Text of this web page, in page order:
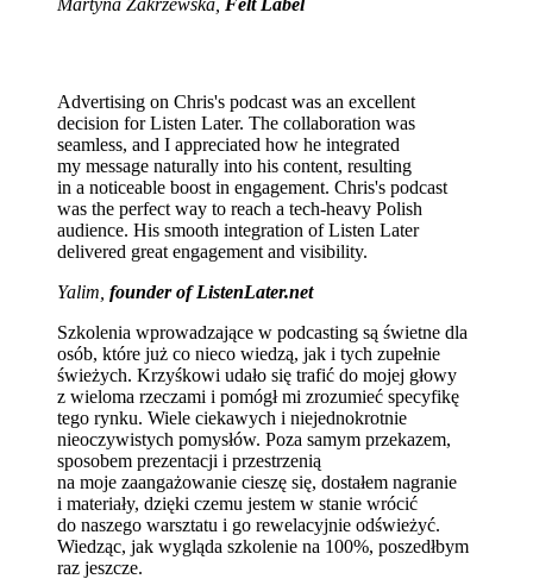
Advertising on Chris's podcast was an excellent
decision for Listen Later. The collaboration was
seamless, and I appreciated how he integrated
my message naturally into his content, resulting
in a noticeable boost in engagement. Chris's podcast
was the perfect way to reach a tech-heavy Polish
audience. His smooth integration of Listen Later
delivered great engagement and visibility.
Yalim, founder of ListenLater.net
Szkolenia wprowadzające w podcasting są świetne dla
osób, które już co nieco wiedzą, jak i tych zupełnie
świeżych. Krzyśkowi udało się trafić do mojej głowy
z wieloma rzeczami i pomógł mi zrozumieć specyfikę
tego rynku. Wiele ciekawych i niejednokrotnie
nieoczywistych pomysłów. Poza samym przekazem,
sposobem prezentacji i przestrzenią
na moje zaangażowanie cieszę się, dostałem nagranie
i materiały, dzięki czemu jestem w stanie wrócić
do naszego warsztatu i go rewelacyjnie odświeżyć.
Wiedząc, jak wygląda szkolenie na 100%, poszedłbym
raz jeszcze.